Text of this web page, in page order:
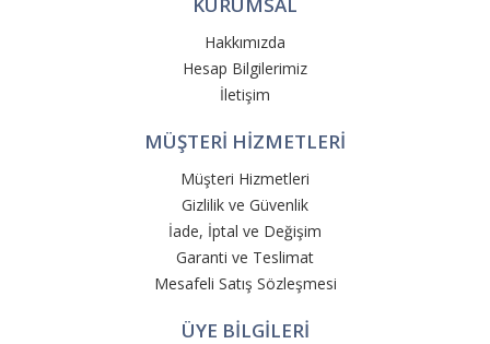
Hakkımızda
Hesap Bilgilerimiz
İletişim
MÜŞTERİ HİZMETLERİ
Müşteri Hizmetleri
Gizlilik ve Güvenlik
İade, İptal ve Değişim
Garanti ve Teslimat
Mesafeli Satış Sözleşmesi
ÜYE BİLGİLERİ